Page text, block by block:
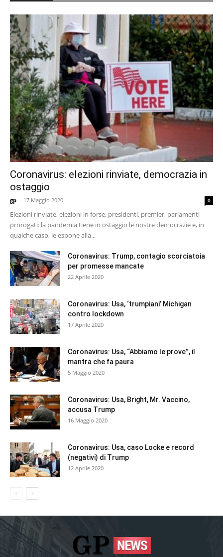
Coronavirus: elezioni rinviate, democrazia in
ostaggio
gp - 17 Maggio 2020 0
Elezioni rinviate, elezioni in forse, presidenti, premier, parlamenti
prorogati: la pandemia tiene in ostaggio le nostre democrazie e, in
qualche caso, le espone alla...
Coronavirus: Trump, contagio scorciatoia
per promesse mancate
22 Aprile 2020
Coronavirus: Usa, ‘trumpiani’ Michigan
contro lockdown
17 Aprile 2020
Coronavirus: Usa, “Abbiamo le prove”, il
mantra che fa paura
5 Maggio 2020
Coronavirus: Usa, Bright, Mr. Vaccino,
accusa Trump
16 Maggio 2020
Coronavirus: Usa, caso Locke e record
(negativi) di Trump
12 Aprile 2020